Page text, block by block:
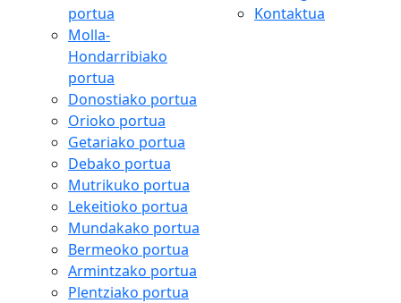
portua
Molla-
Hondarribiako
portua
Donostiako portua
Orioko portua
Getariako portua
Debako portua
Mutrikuko portua
Lekeitioko portua
Mundakako portua
Bermeoko portua
Armintzako portua
Plentziako portua
Kontaktua